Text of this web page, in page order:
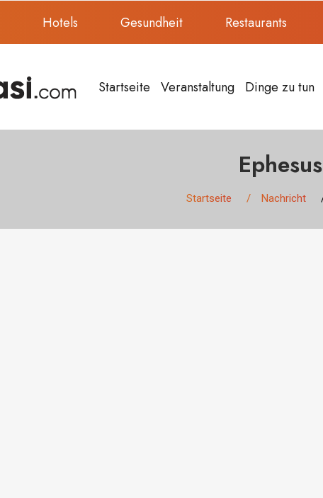
Hotels Gesundheit Restaurants
Startseite Veranstaltung Dinge zu tun
Ephesus
Startseite Nachricht